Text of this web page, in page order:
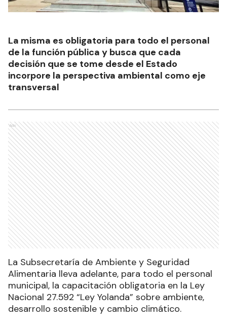
La misma es obligatoria para todo el personal
de la función pública y busca que cada
decisión que se tome desde el Estado
incorpore la perspectiva ambiental como eje
transversal
Ads
La Subsecretaría de Ambiente y Seguridad
Alimentaria lleva adelante, para todo el personal
municipal, la capacitación obligatoria en la Ley
Nacional 27.592 “Ley Yolanda” sobre ambiente,
desarrollo sostenible y cambio climático.